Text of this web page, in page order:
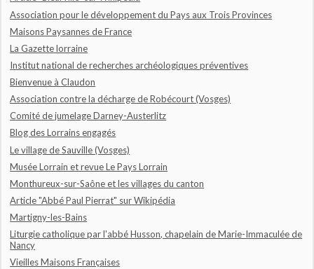
Association pour le développement du Pays aux Trois Provinces
Maisons Paysannes de France
La Gazette lorraine
Institut national de recherches archéologiques préventives
Bienvenue à Claudon
Association contre la décharge de Robécourt (Vosges)
Comité de jumelage Darney-Austerlitz
Blog des Lorrains engagés
Le village de Sauville (Vosges)
Musée Lorrain et revue Le Pays Lorrain
Monthureux-sur-Saône et les villages du canton
Article "Abbé Paul Pierrat" sur Wikipédia
Martigny-les-Bains
Liturgie catholique par l'abbé Husson, chapelain de Marie-Immaculée de
Nancy
Vieilles Maisons Françaises